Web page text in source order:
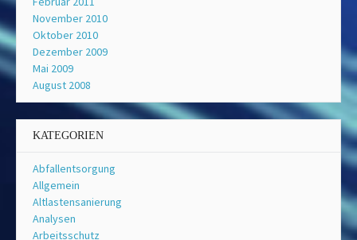
November 2010
Oktober 2010
Dezember 2009
Mai 2009
August 2008
KATEGORIEN
Abfallentsorgung
Allgemein
Altlastensanierung
Analysen
Arbeitsschutz